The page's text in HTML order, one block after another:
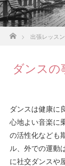
ホーム
出張レッス
ダンスの
ダンスは健康に
心地よい音楽に
の活性化なども
ル、外での運動
に社交ダンスや